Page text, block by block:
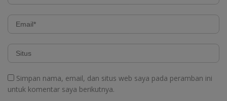
Simpan nama, email, dan situs web saya pada peramban ini
untuk komentar saya berikutnya.